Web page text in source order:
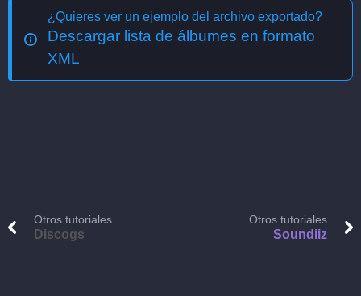
¿Quieres ver un ejemplo del archivo exportado?
Descargar lista de álbumes en formato
XML
Otros tutoriales
Discogs
Otros tutoriales
Soundiiz